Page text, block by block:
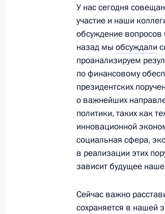
17 июня 2010 года, 19:30
Рабочая встреча
и новым
Синиковой
17 июня 2010 года, 16:30
Рабочая встреча с
Эльвирой
У нас сегодня
участие и наши
обсуждение
назад мы обсуждали
проанализируем
по финансовому
президентских
о важнейших
политики, таких как
инновационной
социальная сфера,
в реализации этих
зависит будущее
Сейчас важно
сохраняется в нашей